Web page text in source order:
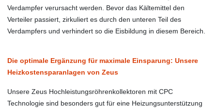
Verdampfer verursacht werden. Bevor das Kältemittel den
Verteiler passiert, zirkuliert es durch den unteren Teil des
Verdampfers und verhindert so die Eisbildung in diesem Bereich.
Die optimale Ergänzung für maximale Einsparung: Unsere
Heizkostensparanlagen von Zeus
Unsere Zeus Hochleistungsröhrenkollektoren mit CPC
Technologie sind besonders gut für eine Heizungsunterstützung